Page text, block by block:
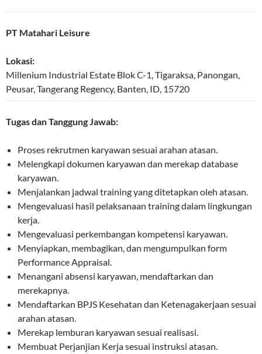
PT Matahari Leisure
Lokasi:
Millenium Industrial Estate Blok C-1, Tigaraksa, Panongan,
Peusar,Tangerang Regency, Banten, ID, 15720
Tugas dan Tanggung Jawab:
Proses rekrutmen karyawan sesuai arahan atasan.
Melengkapi dokumen karyawan dan merekap database
karyawan.
Menjalankan jadwal training yang ditetapkan oleh atasan.
Mengevaluasi hasil pelaksanaan training dalam lingkungan
kerja.
Mengevaluasi perkembangan kompetensi karyawan.
Menyiapkan, membagikan, dan mengumpulkan form
Performance Appraisal.
Menangani absensi karyawan, mendaftarkan dan
merekapnya.
Mendaftarkan BPJS Kesehatan dan Ketenagakerjaan sesuai
arahan atasan.
Merekap lemburan karyawan sesuai realisasi.
Membuat Perjanjian Kerja sesuai instruksi atasan.